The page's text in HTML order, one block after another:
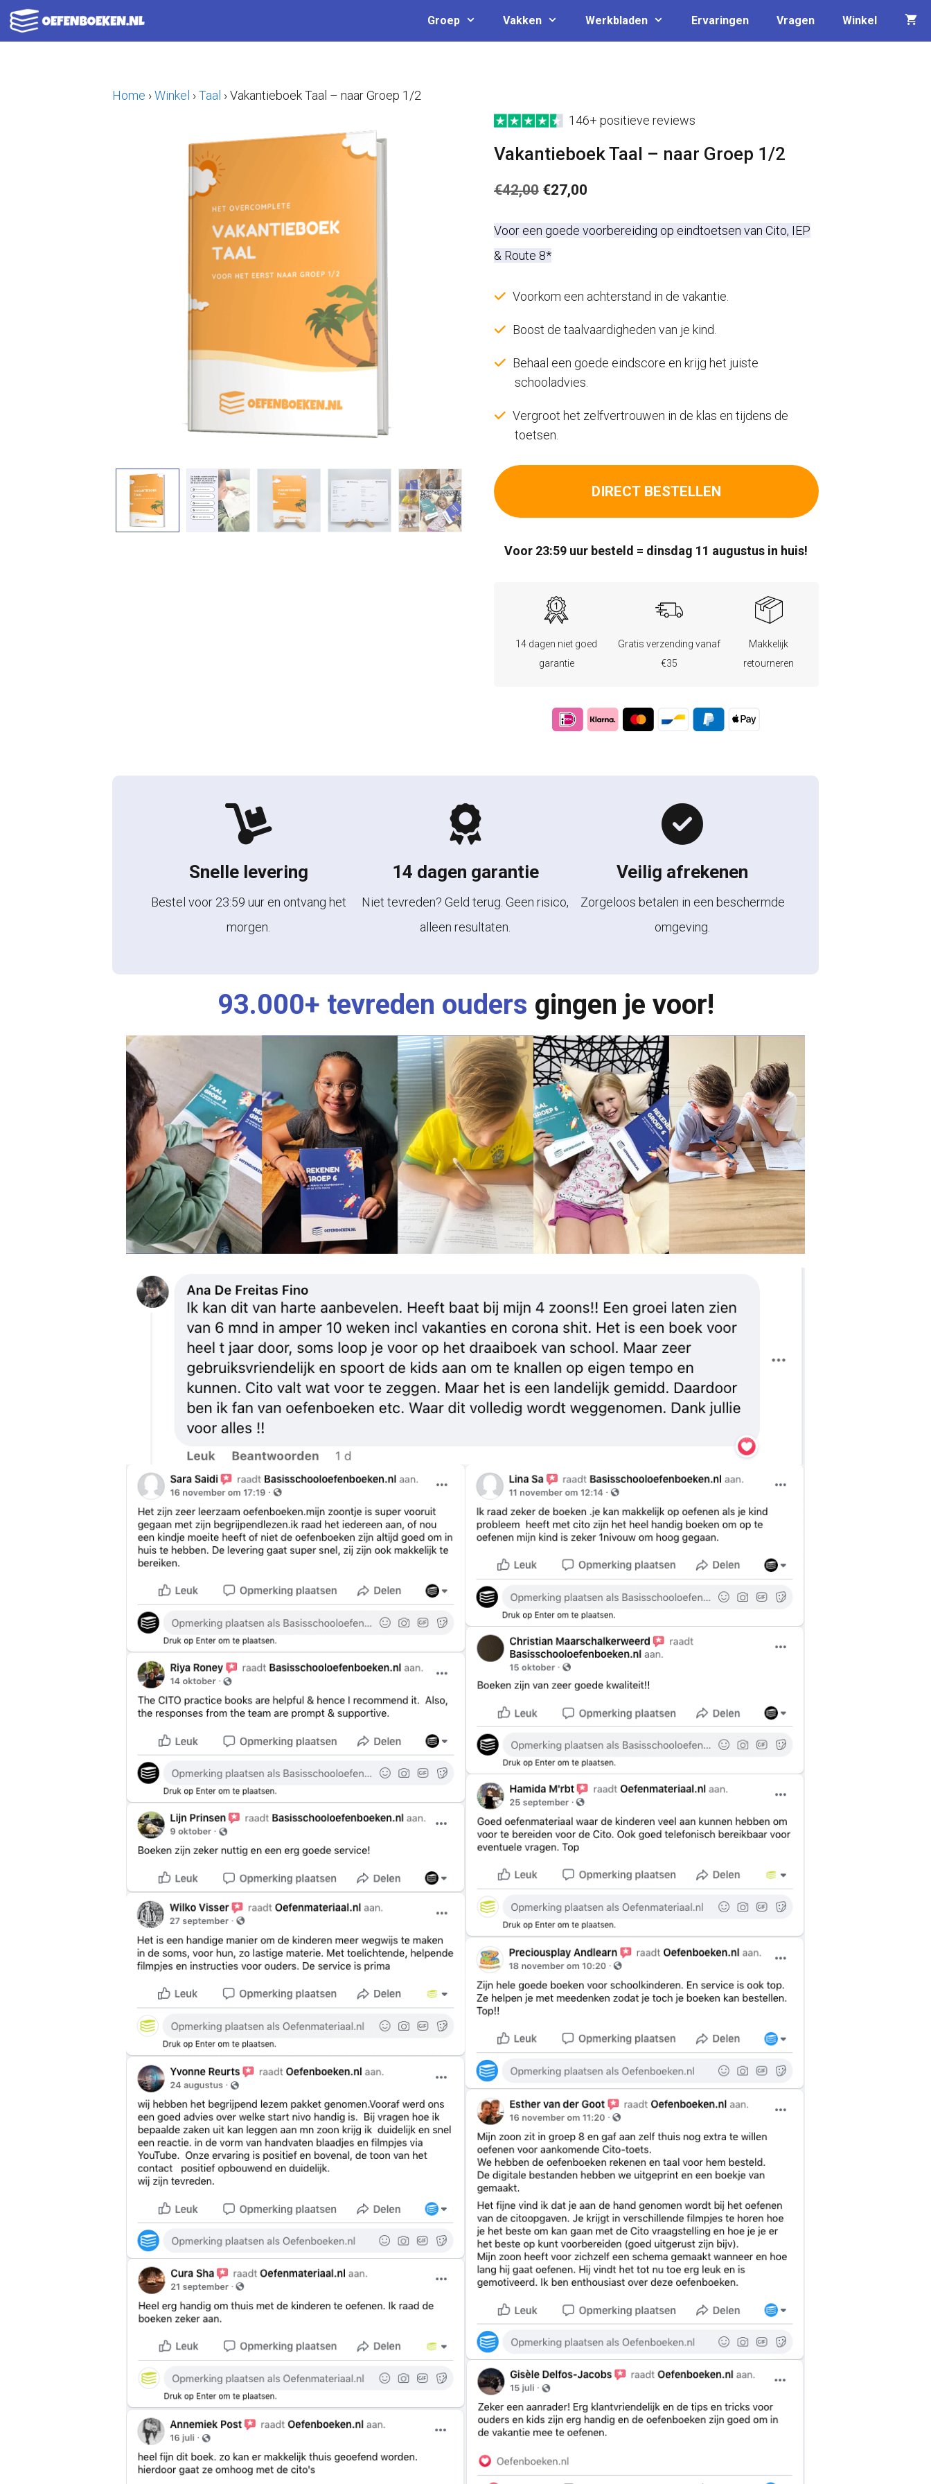
Ga
naar
Groep Vakken Werkbladen Ervaringen Vragen Winkel
Home ›Winkel ›Taal ›Vakantieboek Taal – naar Groep 1/2
146+ positieve reviews
Vakantieboek Taal – naar Groep 1/2
€42,00 Oorspronkelijke
was:
€27,00Huidige
Voor een goede voorbereiding op eindtoetsen van Cito, IEP
& Route 8*
Voorkom een achterstand in de vakantie.
Boost de taalvaardigheden van je kind.
Behaal een goede eindscore en krijg het juiste
schooladvies.
Vergroot het zelfvertrouwen in de klas en tijdens de
toetsen.
DIRECT BESTELLEN
Voor 23:59 uur besteld = dinsdag 11 augustus in huis!
14 dagen niet goed
garantie
Gratis verzending vanaf
€35
Makkelijk
retourneren
Snelle levering
Bestel voor 23:59 uur en ontvang het
morgen.
14 dagen garantie
Niet tevreden? Geld terug. Geen risico,
alleen resultaten.
Veilig afrekenen
Zorgeloos betalen in een beschermde
omgeving.
93.000+ tevreden ouders gingen je voor!